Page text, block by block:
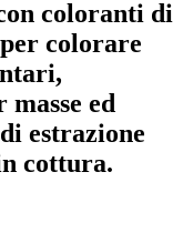
coloranti di
colorare
ed
estrazione
cottura.